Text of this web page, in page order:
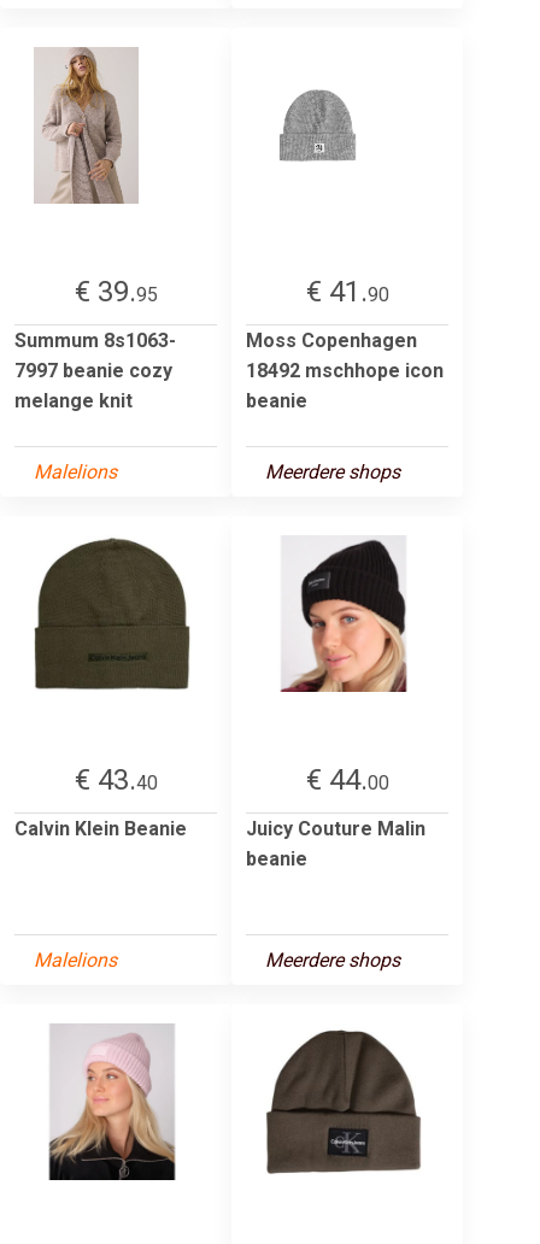
€ 39.95
Summum 8s1063-
7997 beanie cozy
melange knit
Malelions
€ 41.90
Moss Copenhagen
18492 mschhope icon
beanie
Meerdere shops
€ 43.40
Calvin Klein Beanie
Malelions
€ 44.00
Juicy Couture Malin
beanie
Meerdere shops